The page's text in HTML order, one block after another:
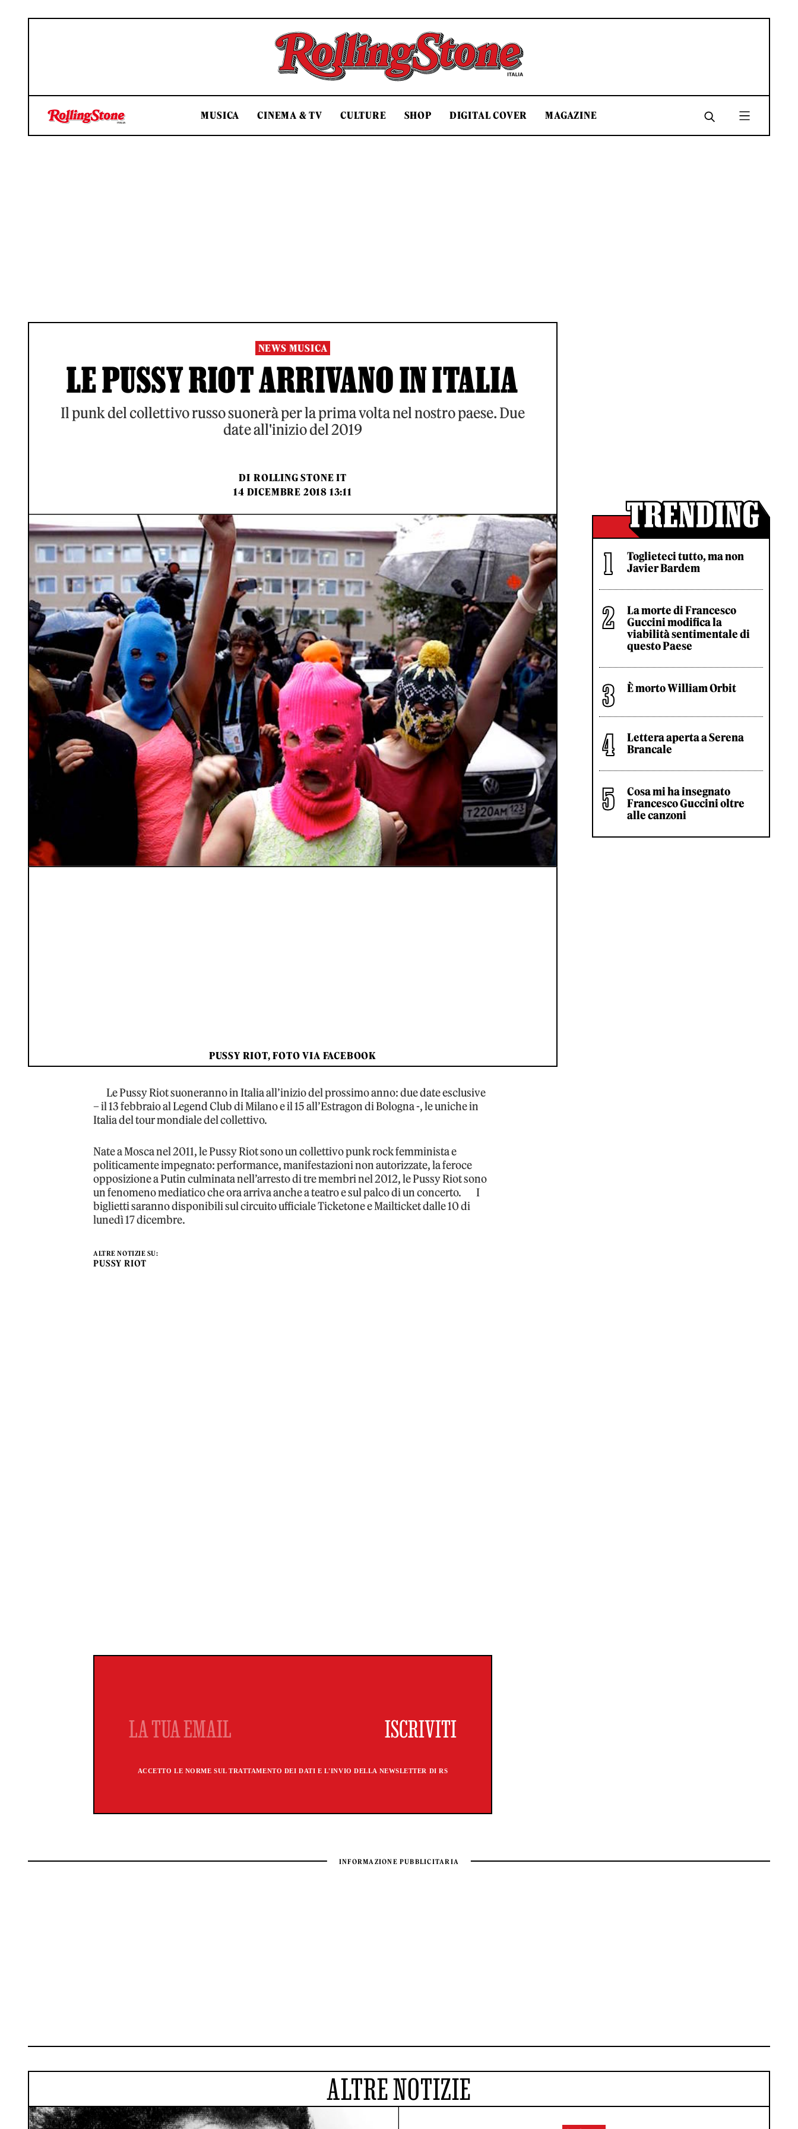
Rolling Stone Italia
MUSICA CINEMA & TV CULTURE SHOP DIGITAL COVER MAGAZINE
NEWS MUSICA
LE PUSSY RIOT ARRIVANO IN ITALIA
Il punk del collettivo russo suonerà per la prima volta nel nostro paese. Due
date all'inizio del 2019
DI ROLLING STONE IT
14 DICEMBRE 2018 13:11
PUSSY RIOT, FOTO VIA FACEBOOK
Le Pussy Riot suoneranno in Italia all’inizio del prossimo anno: due date esclusive
– il 13 febbraio al Legend Club di Milano e il 15 all’Estragon di Bologna -, le uniche in
Italia del tour mondiale del collettivo.
Nate a Mosca nel 2011, le Pussy Riot sono un collettivo punk rock femminista e
politicamente impegnato: performance, manifestazioni non autorizzate, la feroce
opposizione a Putin culminata nell’arresto di tre membri nel 2012, le Pussy Riot sono
un fenomeno mediatico che ora arriva anche a teatro e sul palco di un concerto. I
biglietti saranno disponibili sul circuito ufficiale Ticketone e Mailticket dalle 10 di
lunedì 17 dicembre.
ALTRE NOTIZIE SU:
PUSSY RIOT
ACCETTO LE NORME SUL TRATTAMENTO DEI DATI E L'INVIO DELLA NEWSLETTER DI RS
Toglieteci tutto, ma non
Javier Bardem
La morte di Francesco
Guccini modifica la
viabilità sentimentale di
questo Paese
È morto William Orbit
Lettera aperta a Serena
Brancale
Cosa mi ha insegnato
Francesco Guccini oltre
alle canzoni
ALTRE NOTIZIE